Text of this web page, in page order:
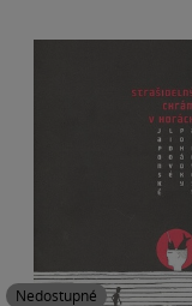
Nedostupné